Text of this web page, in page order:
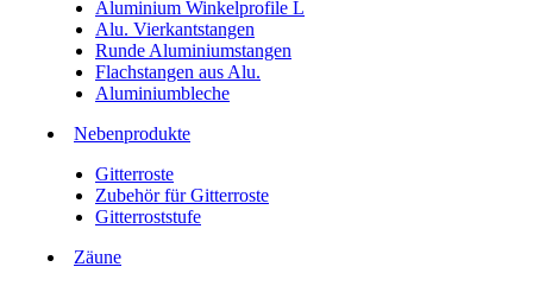
Aluminium Winkelprofile L
Alu. Vierkantstangen
Runde Aluminiumstangen
Flachstangen aus Alu.
Aluminiumbleche
Nebenprodukte
Gitterroste
Zubehör für Gitterroste
Gitterroststufe
Zäune